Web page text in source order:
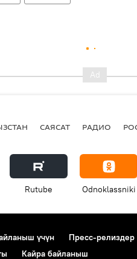
САЯСАТ РАДИО
Rutube Odnoklassniki
үчүн Пресс-релиздер
Кайра байланыш